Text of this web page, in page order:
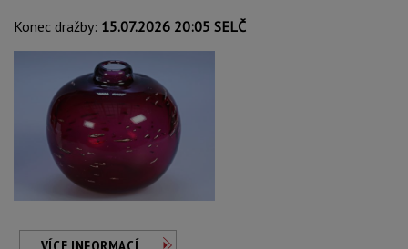
Konec dražby: 15.07.2026 20:05 SELČ
VÍCE INFORMACÍ